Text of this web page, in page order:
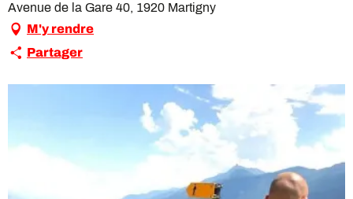
Avenue de la Gare 40, 1920 Martigny
M'y rendre
Partager